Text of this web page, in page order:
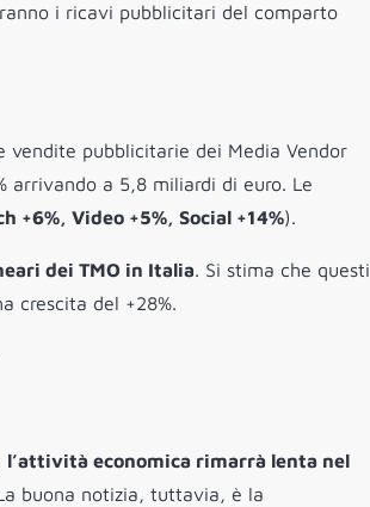
i ricavi pubblicitari del comparto
vendite pubblicitarie dei Media Vendor
arrivando a 5,8 miliardi di euro. Le
+6%, Video +5%, Social +14%).
dei TMO in Italia. Si stima che questi
crescita del +28%.
l’attività economica rimarrà lenta nel
buona notizia, tuttavia, è la